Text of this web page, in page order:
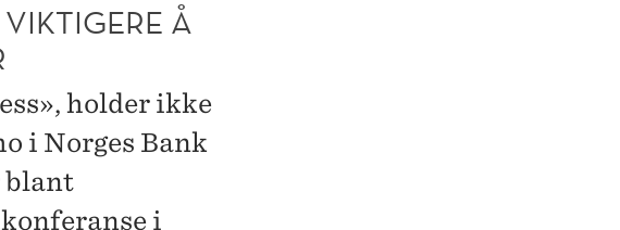
Å
holder ikke
i Norges Bank
blant
i